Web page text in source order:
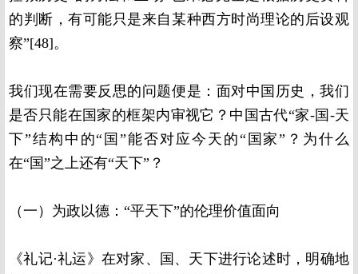
的判断，有可能只是来自某种西方时尚理论的后设观
察”[48]。
我们现在需要反思的问题便是：面对中国历史，我们
是否只能在国家的框架内审视它？中国古代“家-国-天
下”结构中的“国”能否对应今天的“国家”？为什么
在“国”之上还有“天下”？
（一）为政以德：“平天下”的伦理价值面向
《礼记·礼运》在对家、国、天下进行论述时，明确地